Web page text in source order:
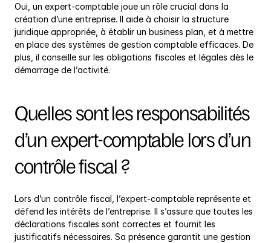
Oui, un expert-comptable joue un rôle crucial dans la
création d’une entreprise. Il aide à choisir la structure
juridique appropriée, à établir un business plan, et à mettre
en place des systèmes de gestion comptable efficaces. De
plus, il conseille sur les obligations fiscales et légales dès le
démarrage de l’activité.
Quelles sont les responsabilités
d’un expert-comptable lors d’un
contrôle fiscal ?
Lors d’un contrôle fiscal, l’expert-comptable représente et
défend les intérêts de l’entreprise. Il s’assure que toutes les
déclarations fiscales sont correctes et fournit les
justificatifs nécessaires. Sa présence garantit une gestion